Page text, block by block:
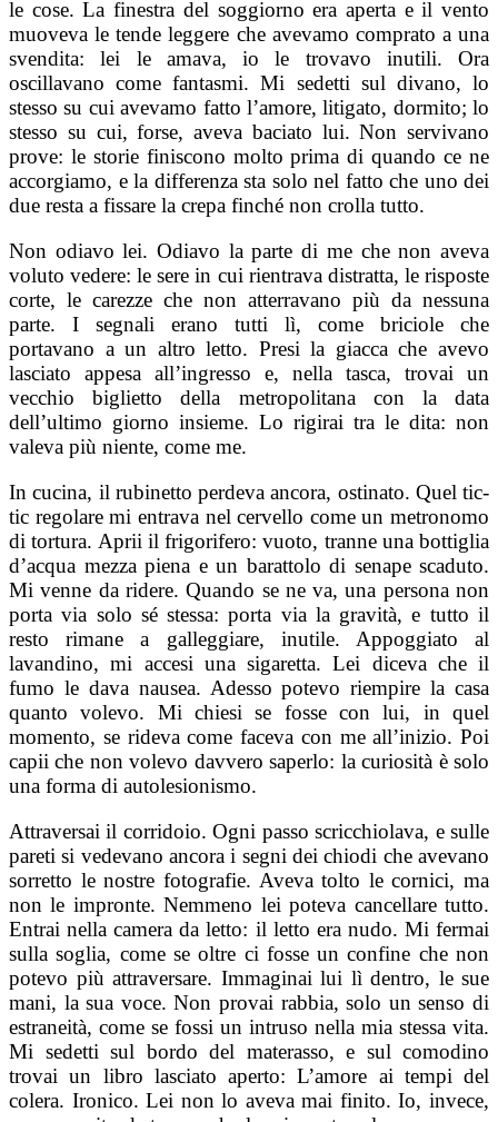
le cose. La finestra del soggiorno era aperta e il vento
muoveva le tende leggere che avevamo comprato a una
svendita: lei le amava, io le trovavo inutili. Ora
oscillavano come fantasmi. Mi sedetti sul divano, lo
stesso su cui avevamo fatto l’amore, litigato, dormito; lo
stesso su cui, forse, aveva baciato lui. Non servivano
prove: le storie finiscono molto prima di quando ce ne
accorgiamo, e la differenza sta solo nel fatto che uno dei
due resta a fissare la crepa finché non crolla tutto.
Non odiavo lei. Odiavo la parte di me che non aveva
voluto vedere: le sere in cui rientrava distratta, le risposte
corte, le carezze che non atterravano più da nessuna
parte. I segnali erano tutti lì, come briciole che
portavano a un altro letto. Presi la giacca che avevo
lasciato appesa all’ingresso e, nella tasca, trovai un
vecchio biglietto della metropolitana con la data
dell’ultimo giorno insieme. Lo rigirai tra le dita: non
valeva più niente, come me.
In cucina, il rubinetto perdeva ancora, ostinato. Quel tic-
tic regolare mi entrava nel cervello come un metronomo
di tortura. Aprii il frigorifero: vuoto, tranne una bottiglia
d’acqua mezza piena e un barattolo di senape scaduto.
Mi venne da ridere. Quando se ne va, una persona non
porta via solo sé stessa: porta via la gravità, e tutto il
resto rimane a galleggiare, inutile. Appoggiato al
lavandino, mi accesi una sigaretta. Lei diceva che il
fumo le dava nausea. Adesso potevo riempire la casa
quanto volevo. Mi chiesi se fosse con lui, in quel
momento, se rideva come faceva con me all’inizio. Poi
capii che non volevo davvero saperlo: la curiosità è solo
una forma di autolesionismo.
Attraversai il corridoio. Ogni passo scricchiolava, e sulle
pareti si vedevano ancora i segni dei chiodi che avevano
sorretto le nostre fotografie. Aveva tolto le cornici, ma
non le impronte. Nemmeno lei poteva cancellare tutto.
Entrai nella camera da letto: il letto era nudo. Mi fermai
sulla soglia, come se oltre ci fosse un confine che non
potevo più attraversare. Immaginai lui lì dentro, le sue
mani, la sua voce. Non provai rabbia, solo un senso di
estraneità, come se fossi un intruso nella mia stessa vita.
Mi sedetti sul bordo del materasso, e sul comodino
trovai un libro lasciato aperto: L’amore ai tempi del
colera. Ironico. Lei non lo aveva mai finito. Io, invece,